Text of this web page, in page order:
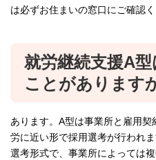
は必ずお住まいの窓口にご確認く
就労継続支援A
ことがあります
あります。A型は事業所と雇用
労に近い形で採用選考が行われ
選考形式で、事業所によっては